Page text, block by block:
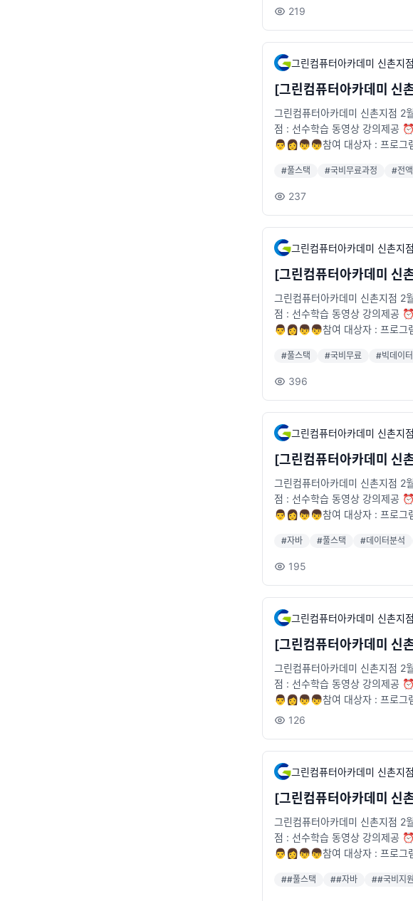
219
그린컴퓨터아카데미 신촌지점
[그린컴퓨터아카데미 신
그린컴퓨터아카데미 신촌지점
점 : 선수학습 동영상 강의제공
👨👩👦👦참여 대상자 : 프로그
#풀스택 #국비무료과정 #전
237
그린컴퓨터아카데미 신촌지점
[그린컴퓨터아카데미 신
그린컴퓨터아카데미 신촌지점
점 : 선수학습 동영상 강의제공
👨👩👦👦참여 대상자 : 프로그
#풀스택 #국비무료 #빅데이터
396
그린컴퓨터아카데미 신촌지점
[그린컴퓨터아카데미 신
그린컴퓨터아카데미 신촌지점
점 : 선수학습 동영상 강의제공
👨👩👦👦참여 대상자 : 프로그
3.ap-northeast-
#자바 #풀스택 #데이터분석
195
그린컴퓨터아카데미 신촌지점
[그린컴퓨터아카데미 신
그린컴퓨터아카데미 신촌지점
점 : 선수학습 동영상 강의제공
👨👩👦👦참여 대상자 : 프로그
🚞위치 : 2호선 신촌역 6번출
126
그린컴퓨터아카데미 신촌지점
[그린컴퓨터아카데미
그린컴퓨터아카데미 신촌지점
점 : 선수학습 동영상 강의제공
👨👩👦👦참여 대상자 : 프로그
##풀스택 ##자바 ##국비지원